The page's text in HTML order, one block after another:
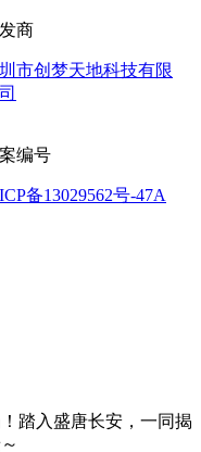
商
市创梦天地科技有限
编号
备13029562号-47A
踏入盛唐长安，一同揭